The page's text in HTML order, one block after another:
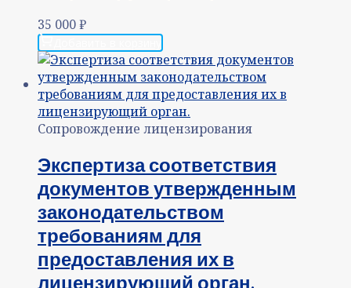
35 000₽
Сопровождение лицензирования
Экспертиза соответствия
документов утвержденным
законодательством
требованиям для
предоставления их в
лицензирующий орган.